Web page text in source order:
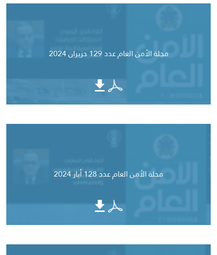
مجلة الأمن العام عدد 129 حزيران 2024
مجلة الأمن العام عدد 128 أيار 2024